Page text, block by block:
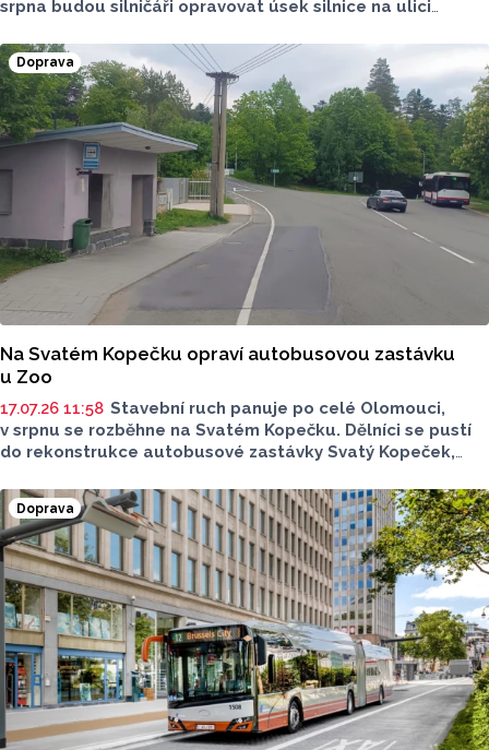
srpna budou silničáři opravovat úsek silnice na ulici
přejezdu. Omezení čeká nejen motoristy, ale i cestující
autobusem. Na změny se Report doptával starosty Horky
nad Moravou Luďka Tichého.
Doprava
Na Svatém Kopečku opraví autobusovou zastávku
u Zoo
17.07.26 11:58 Stavební ruch panuje po celé Olomouci,
v srpnu se rozběhne na Svatém Kopečku. Dělníci se pustí
do rekonstrukce autobusové zastávky Svatý Kopeček,
chodníku, dlažby nástupiště a čekárny včetně varovných
a signálních ploch. Práce začnou ve středu 5. srpna,
hotovo bude na konci září.
Doprava